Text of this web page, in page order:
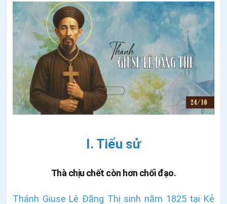
I. Tiểu sử
Thà chịu chết còn hơn chối đạo.
Thánh Giuse Lê Đăng Thị sinh năm 1825 tại Kẻ